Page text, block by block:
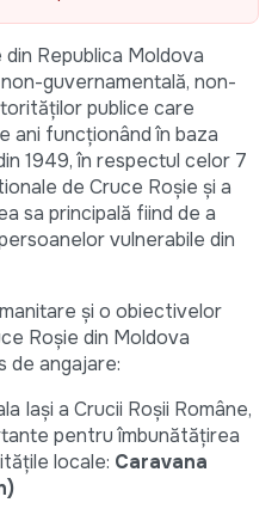
Republica Moldova
guvernamentală, non-
publice care
ani funcţionând în baza
1949, în respectul celor 7
de Cruce Roșie și a
sa principală fiind de a
vulnerabile din
și o obiectivelor
Roșie din Moldova
de angajare:
Iași a Crucii Roșii Române,
pentru îmbunătățirea
locale: Caravana